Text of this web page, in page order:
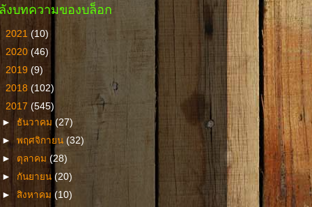
งบทความของบล็อก
2021 (10)
2020 (46)
2019 (9)
2018 (102)
2017 (545)
► ธันวาคม(27)
►พฤศจิกายน(32)
► ตุลาคม(28)
► กันยายน(20)
►สิงหาคม(10)